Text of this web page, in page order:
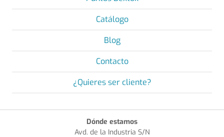
Catálogo
Blog
Contacto
¿Quieres ser cliente?
Dónde estamos
Avd. de la Industria S/N